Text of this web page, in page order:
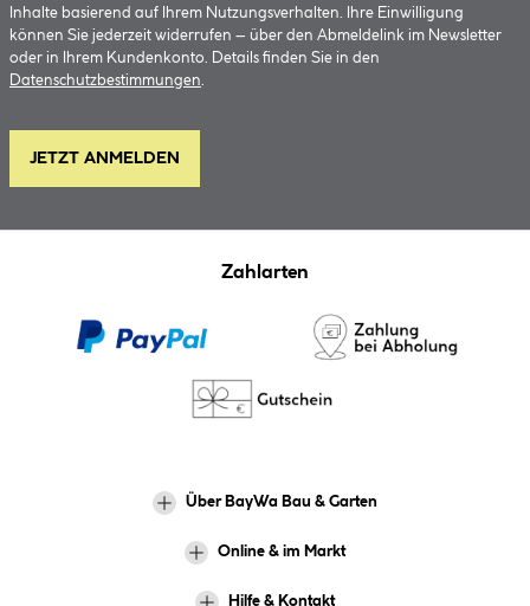
Inhalte basierend auf Ihrem Nutzungsverhalten. Ihre Einwilligung
können Sie jederzeit widerrufen – über den Abmeldelink im Newsletter
oder in Ihrem Kundenkonto. Details finden Sie in den
Datenschutzbestimmungen.
JETZT ANMELDEN
Zahlarten
Über BayWa Bau & Garten
Online & im Markt
Hilfe & Kontakt